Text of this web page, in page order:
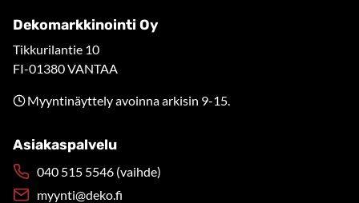
Dekomarkkinointi Oy
Tikkurilantie 10
FI-01380 VANTAA
Myyntinäyttely avoinna arkisin 9-15.
Asiakaspalvelu
040 515 5546 (vaihde)
myynti@deko.fi